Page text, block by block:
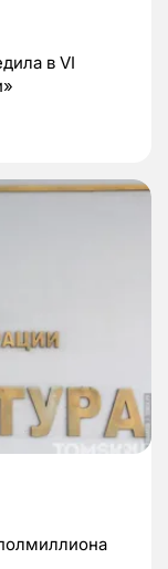
в VI